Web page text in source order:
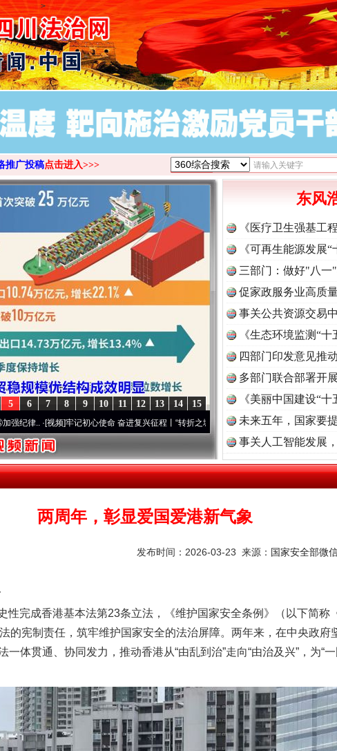
>
推广投稿点击进入>>>
15
14
13
12
11
10
9
8
7
6
5
频]牢记初心使命 奋进复兴征程丨“转折之城”激荡..·[视频] 牢记初心使命 奋进复兴征程丨红
东风
《医疗卫生强基工
《可再生能源发展
三部门：做好"八一
促家政服务业高质
事关公共资源交易
《生态环境监测“
读
四部门印发意见推
多部门联合部署开
《美丽中国建设“
未来五年，国家要
事关人工智能发展
两周年，彰显爱国爱港新气象
发布时间：2026-03-23 来源： 国家安全部微
完成香港基本法第23条立法，《维护国家安全条例》（以下简称
的宪制责任，筑牢维护国家安全的法治屏障。两年来，在中央政府
体贯通、协同发力，推动香港从“由乱到治”走向“由治及兴”，为“